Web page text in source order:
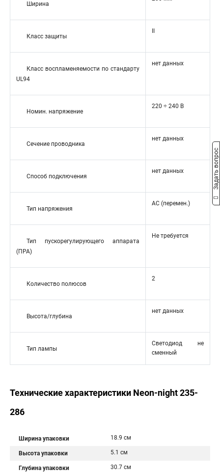
Ширина
Класс защиты
Класс воспламеняемости по стандарту
UL94
нет данных
Номин. напряжение
220 ÷ 240 В
Сечение проводника
нет данных
Способ подключения
нет данных
Тип напряжения
AC (перемен.)
Тип пускорегулирующего аппарата
(ПРА)
Не требуется
Количество полюсов
2
Высота/глубина
нет данных
Тип лампы
Светодиод не
сменный
Технические характеристики Neon-night 235-
286
Ширина упаковки 18.9 см
Высота упаковки 5.1 см
Глубина упаковки 30.7 см
Задать вопрос